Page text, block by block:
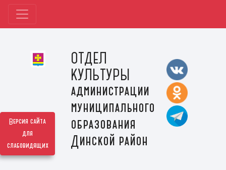
Версия сайта
для
слабовидящих
ОТДЕЛ
КУЛЬТУРЫ
администрации
муниципального
образования
Динской район